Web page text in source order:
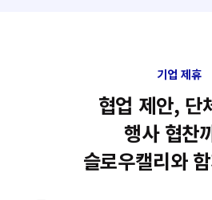
기업 제휴
협업 제안, 단
행사 협찬
슬로우캘리와